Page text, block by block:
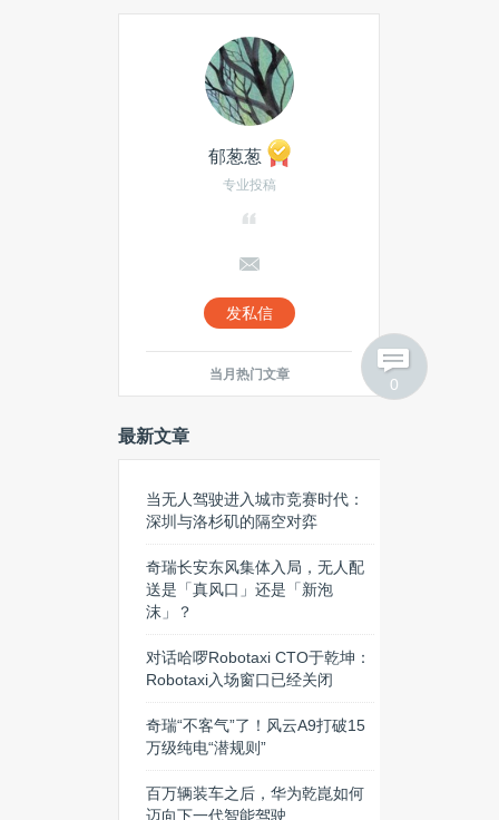
0
伐
人类“瞬间移动”快实现了？量子
传输取得有了突破性进展
特斯拉将建世界最大储能电池
组，充满电可供2500家庭使用
iPad
Windows
paypal
创业公司
郁葱葱
专业投稿
发私信
当月热门文章
最新文章
当无人驾驶进入城市竞赛时代：
深圳与洛杉矶的隔空对弈
奇瑞长安东风集体入局，无人配
送是「真风口」还是「新泡
沫」？
对话哈啰Robotaxi CTO于乾坤：
Robotaxi入场窗口已经关闭
奇瑞“不客气”了！风云A9打破15
万级纯电“潜规则”
百万辆装车之后，华为乾崑如何
迈向下一代智能驾驶